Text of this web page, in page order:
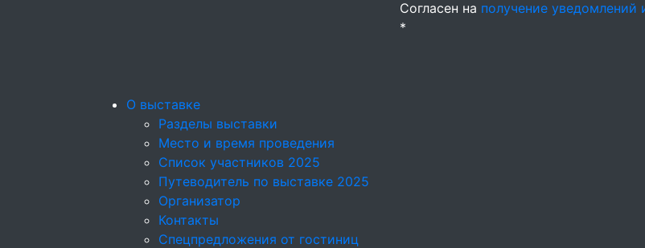
Согласен на получение
*
О выставке
Разделы выставки
Место и время проведения
Список участников 2025
Путеводитель по выставке 2025
Организатор
Контакты
Спецпредложения от гостиниц